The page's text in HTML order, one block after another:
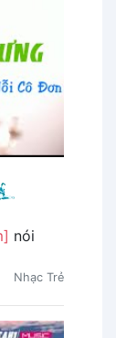
nói
Nhạc Trẻ